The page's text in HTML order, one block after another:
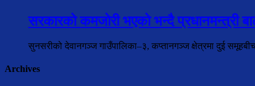
सरकारको कमजोरी भएको भन्दै प्रधानमन्त्री
सुनसरीको देवानगञ्ज गाउँपालिका–३, कप्तानगञ्ज क्षेत्रमा दुई
Archives